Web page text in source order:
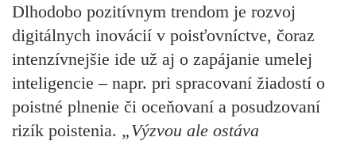
Dlhodobo pozitívnym trendom je rozvoj
digitálnych inovácií v poisťovníctve, čoraz
intenzívnejšie ide už aj o zapájanie umelej
inteligencie – napr. pri spracovaní žiadostí o
poistné plnenie či oceňovaní a posudzovaní
rizík poistenia. „Výzvou ale ostáva